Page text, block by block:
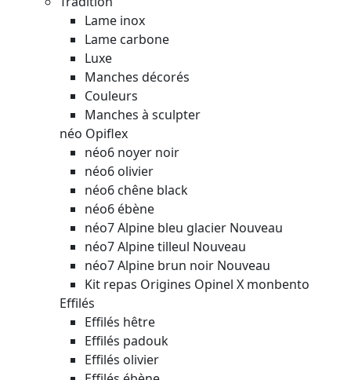
Lame inox
Lame carbone
Luxe
Manches décorés
Couleurs
Manches à sculpter
néo Opiflex
néo6 noyer noir
néo6 olivier
néo6 chêne black
néo6 ébène
néo7 Alpine bleu glacier Nouveau
néo7 Alpine tilleul Nouveau
néo7 Alpine brun noir Nouveau
Kit repas Origines Opinel X monbento
Effilés
Effilés hêtre
Effilés padouk
Effilés olivier